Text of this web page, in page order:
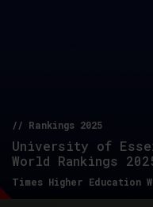
// Rankings 2025
University of
World Rankings
Times Higher Education